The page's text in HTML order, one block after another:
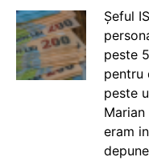
Șeful
peste
pentru
peste
Marian
eram